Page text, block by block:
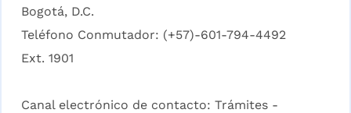
Bogotá, D.C.
Teléfono Conmutador: (+57)-601-794-4492
Ext. 1901
Canal electrónico de contacto: Trámites -